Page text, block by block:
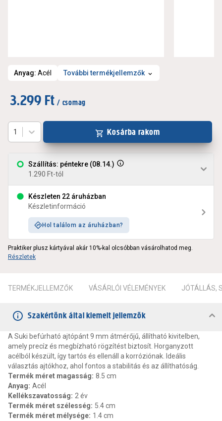
Anyag: Acél További termékjellemzők
3.299 Ft / csomag
Szállítás: péntekre (08.14.)
1.290 Ft-tól
Készleten 22 áruházban
Készletinformáció
Hol találom az áruházban?
1 Kosárba rakom
Praktiker plusz kártyával akár 10%-kal olcsóbban vásárolhatod meg.
Részletek
TERMÉKJELLEMZŐK VÁSÁRLÓI VÉLEMÉNYEK JÓTÁLLÁS,
Szakértőnk által kiemelt jellemzők
A Suki befúrható ajtópánt 9 mm átmérőjű, állítható kivitelben,
amely precíz és megbízható rögzítést biztosít. Horganyzott
acélból készült, így tartós és ellenáll a korróziónak. Ideális
választás ajtókhoz, ahol fontos a stabilitás és az állíthatóság.
Termék méret magasság: 8.5 cm
Anyag: Acél
Kellékszavatosság: 2 év
Termék méret szélesség: 5.4 cm
Termék méret mélysége: 1.4 cm